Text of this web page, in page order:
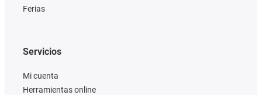
Ferias
Servicios
Mi cuenta
Herramientas online